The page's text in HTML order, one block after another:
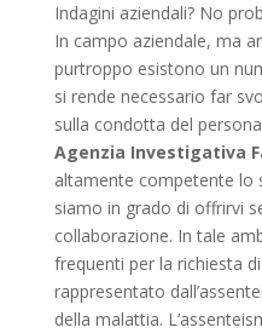
Indagini aziendali? No
In campo aziendale, ma
purtroppo esistono un
si rende necessario far
sulla condotta del
Agenzia Investigativa
altamente competente lo
siamo in grado di offrirvi
collaborazione. In tale
frequenti per la richiesta
rappresentato
della malattia.